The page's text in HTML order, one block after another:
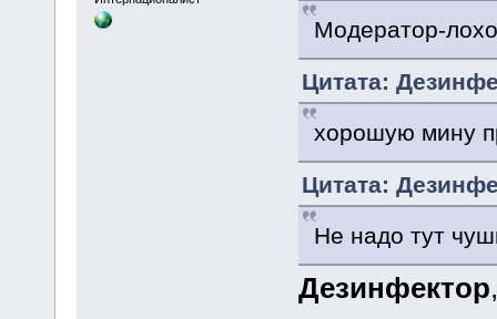
Модератор-
Цитата:
хорошую мину
Цитата:
Не надо тут
Дезинфектор